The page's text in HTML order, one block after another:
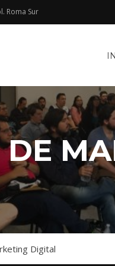
Roma Sur​
DE
Digital